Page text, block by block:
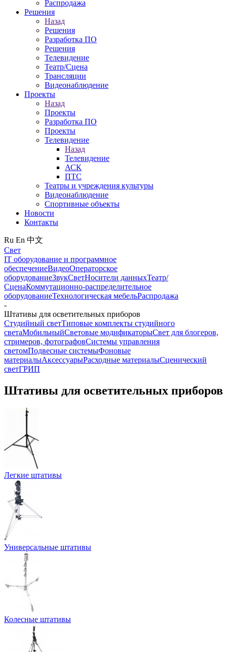
Распродажа
Решения
Назад
Решения
Разработка ПО
Решения
Телевидение
Театр/Сцена
Трансляции
Видеонаблюдение
Проекты
Назад
Проекты
Разработка ПО
Проекты
Телевидение
Назад
Телевидение
АСК
ПТС
Театры и учреждения культуры
Видеонаблюдение
Спортивные объекты
Новости
Контакты
Ru En 中文
Свет
IT оборудование и программное
обеспечениеВидеоОператорское
оборудованиеЗвукСветНосители данныхТеатр/
СценаКоммутационно-распределительное
оборудованиеТехнологическая мебельРаспродажа
-
Штативы для осветительных приборов
Студийный светТиповые комплекты студийного
светаМобильныйСветовые модификаторыСвет для блогеров,
стримеров, фотографовСистемы управления
светомПодвесные системыФоновые
материалыАксессуарыРасходные материалыСценический
светГРИП
Штативы для осветительных приборов
Легкие штативы
Универсальные штативы
Колесные штативы